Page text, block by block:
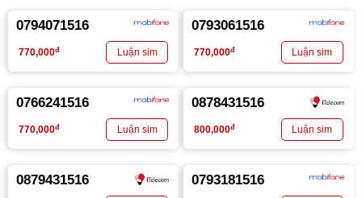
0794071516
770,000đ
0793061516
770,000đ
0766241516
770,000đ
0878431516
800,000đ
0879431516 0793181516